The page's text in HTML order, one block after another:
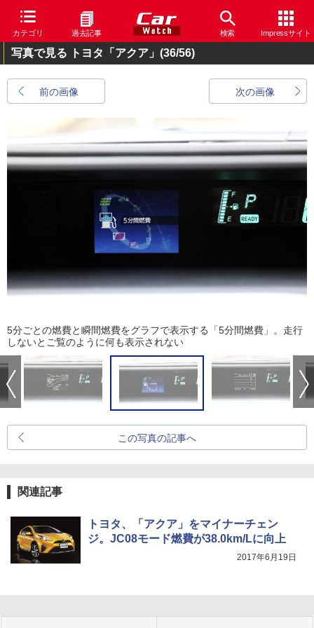
カテゴリ 過去記事 検索 Impressサイト
写真で見る トヨタ「アクア」 (36/56)
前の画像 次の画像
5分ごとの燃費と瞬間燃費をグラフで表示する「5分間燃費」。走行
しないとご覧のように何も表示されない
この写真の記事へ
関連記事
トヨタ、「アクア」をマイナーチェン
ジ。JC08モード燃費が38.0km/Lに向上
2017年6月19日